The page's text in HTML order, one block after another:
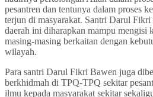
pesantren dan tentunya dalam proses
terjun di masyarakat. Santri Darul Fikri
daerah ini diharapkan mampu mengisi
masing-masing berkaitan dengan
wilayah.
Para santri Darul Fikri Bawen juga
berkhidmah di TPQ-TPQ sekitar
ilmu kepada masyarakat sekitar